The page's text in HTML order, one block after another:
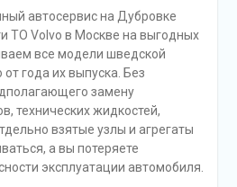
автосервис на Дубровке
ТО Volvo в Москве на выгодных
все модели шведской
года их выпуска. Без
замену
технических жидкостей,
взятые узлы и агрегаты
а вы потеряете
эксплуатации автомобиля.